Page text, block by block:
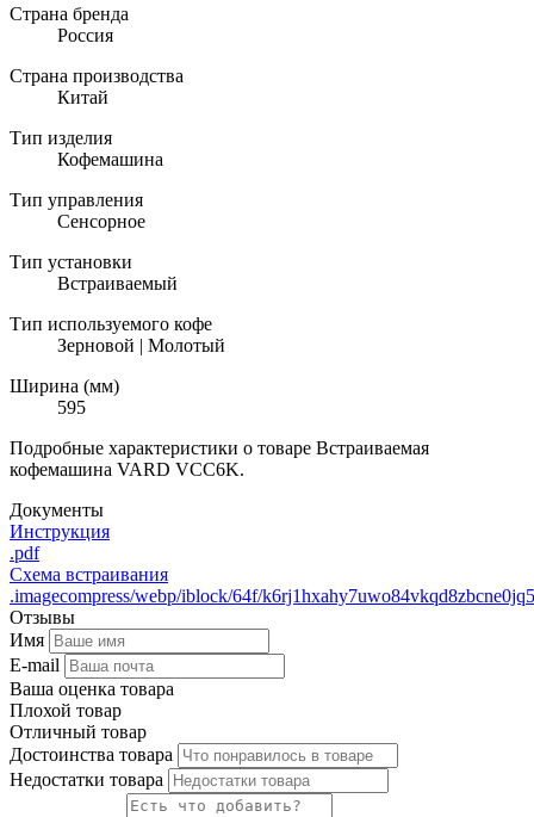
Страна бренда
Россия
Страна производства
Китай
Тип изделия
Кофемашина
Тип управления
Сенсорное
Тип установки
Встраиваемый
Тип используемого кофе
Зерновой | Молотый
Ширина (мм)
595
Подробные характеристики о товаре Встраиваемая
кофемашина VARD VCC6K.
Документы
Инструкция
.pdf
Схема встраивания
.imagecompress/webp/iblock/64f/
Отзывы
Имя
E-mail
Ваша оценка товара
Плохой товар
Отличный товар
Достоинства товара
Недостатки товара